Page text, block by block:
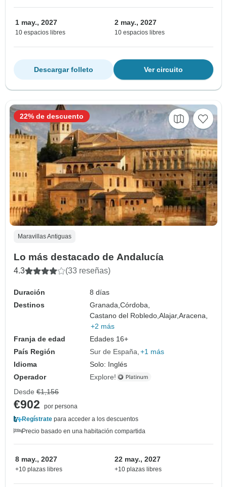
1 may., 2027
10 espacios libres
2 may., 2027
10 espacios libres
Ver circuito
Descargar folleto
Maravillas Antiguas
Lo más destacado de Andalucía
4.3 (33 reseñas)
Duración
8 días
Destinos
Granada,Córdoba,
Castano del Robledo,Alajar,Aracena,
+2 más
Franja de edad
Edades 16+
País Región
Sur de España +1 más
Idioma
Solo: Inglés
Operador
Explore!
22% de descuento
Desde €1,156
€902
por persona
Regístrate para acceder a los descuentos
Precio basado en una habitación compartida
8 may., 2027
+10 plazas libres
22 may., 2027
+10 plazas libres